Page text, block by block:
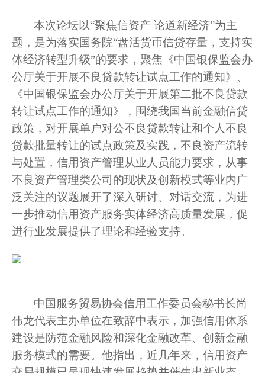
本次论坛以“聚焦信资产 论道新经济”为主
题 ， 是为落实国务院“盘活货币信贷存量，支持实
体经济转型升级”的要求，聚焦《中国银保监会办
公厅关于开展不良贷款转让试点工作的通知》、
《中国银保监会办公厅关于开展第二批不良贷款
转让试点工作的通知》，围绕我国当前金融信贷
政策，对开展单户对公不良贷款转让和个人不良
贷款批量转让的试点政策及实践，不良资产流转
与处置，信用资产管理从业人员能力要求，从事
不良资产管理类公司的现状及创新模式等业内广
泛关注的议题展开了深入研讨、对话交流，为进
一步推动信用资产服务实体经济高质量发展， 促
进行业发展提供了理论和经验支持。
中国服务贸易协会信用工作委员会秘书长尚
伟龙代表主办单位在致辞中表示，加强信用体系
建设是防范金融风险和深化金融改革、创新金融
服务模式的需要。 他指出， 近几年来，信用资产